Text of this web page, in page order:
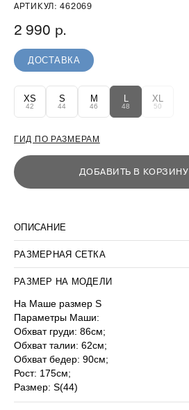
АРТИКУЛ:462069
2 990 р.
ГИД ПО РАЗМЕРАМ
ДОСТАВКА
XS
42
S
44
M
46
L
48
XL
50
ДОБАВИТЬ В КОРЗИНУ
ОПИСАНИЕ
РАЗМЕРНАЯ СЕТКА
РАЗМЕР НА МОДЕЛИ
На Маше размер S
Параметры Маши:
Обхват груди: 86см;
Обхват талии: 62см;
Обхват бедер: 90см;
Рост: 175см;
Размер: S(44)
БЫТЬ В КУРСЕ СКИДОК:
ПОКУПАТЕЛЯМ
КОРПОРАТИВНЫМ КЛИЕНТАМ
+7(812) 507-36-80
SUPPORT@LANCETUNIFORM.RU